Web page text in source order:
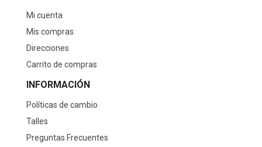
Mi cuenta
Mis compras
Direcciones
Carrito de compras
INFORMACIÓN
Políticas de cambio
Talles
Preguntas Frecuentes